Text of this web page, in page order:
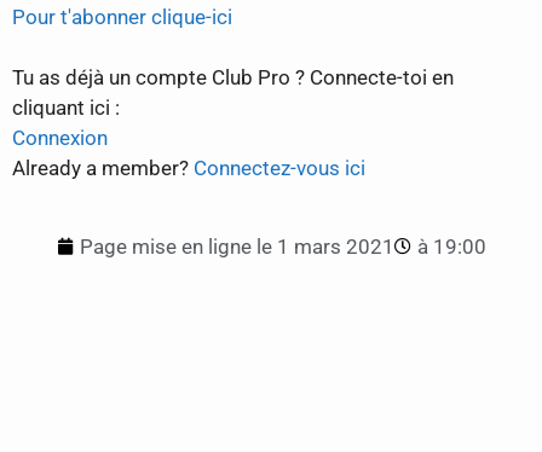
Pour t'abonner clique-ici
Tu as déjà un compte Club Pro ? Connecte-toi en
cliquant ici :
Connexion
Already a member? Connectez-vous ici
Page mise en ligne le 1 mars 2021 à 19:00